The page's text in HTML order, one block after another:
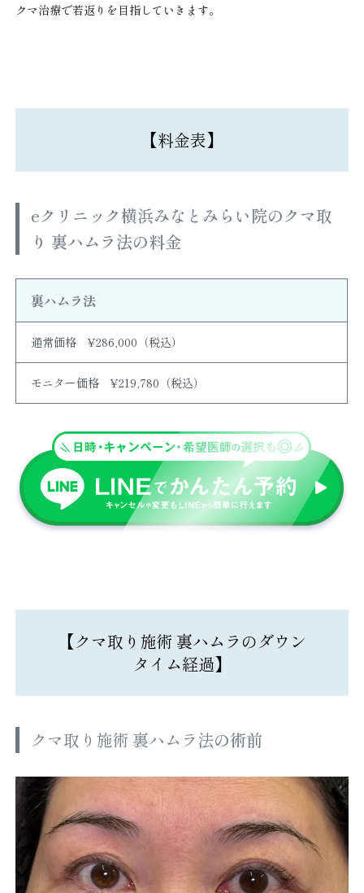
クマ治療で若返りを目指していきます。
【料金表】
eクリニック横浜みなとみらい院のクマ取
り 裏ハムラ法の料金
裏ハムラ法
通常価格 ¥286,000（税込）
モニター価格 ¥219,780（税込）
【クマ取り施術 裏ハムラ のダウン
タイム経過】
クマ取り施術 裏ハムラ法の術前